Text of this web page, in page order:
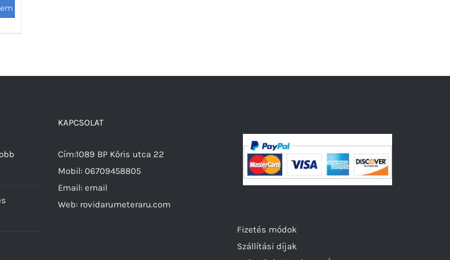
KAPCSOLAT
Cím:1089 BP Kőris utca 22
Mobil: 06709458805
Email: email
Web: rovidarumeteraru.com
Fizetés módok
Szállítási díjak